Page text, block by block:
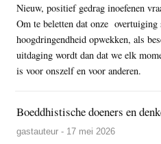
Nieuw, positief gedrag inoefenen
Om te beletten dat onze
hoogdringendheid opwekken, als
uitdaging wordt dan dat we elk
is voor onszelf en voor anderen.
Boeddhistische doeners en
gastauteur - 17 mei 2026